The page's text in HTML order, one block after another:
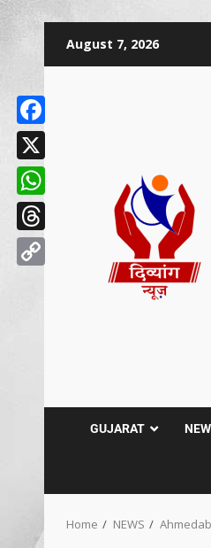
August 7, 2026
GUJARAT
Home NEWS
Facebook
X
WhatsApp
Threads